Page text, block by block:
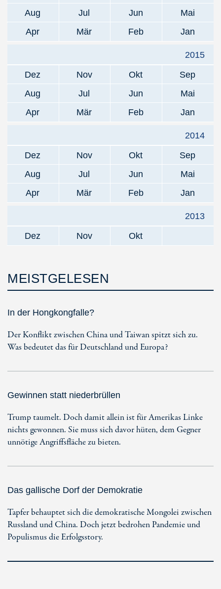
Aug
Jul Jun
Mai
Apr
Mär Feb Jan
2015
Dez
Nov Okt
Sep
Aug
Jul Jun
Mai
Apr
Mär Feb Jan
2014
Dez
Nov Okt
Sep
Aug
Jul Jun
Mai
Apr
Mär Feb Jan
2013
Dez
Nov Okt
MEISTGELESEN
In der Hongkongfalle?
Der Konflikt zwischen China und Taiwan spitzt sich zu.
Was bedeutet das für Deutschland und Europa?
Gewinnen statt niederbrüllen
Trump taumelt. Doch damit allein ist für Amerikas Linke
nichts gewonnen. Sie muss sich davor hüten, dem Gegner
unnötige Angriffsfläche zu bieten.
Das gallische Dorf der Demokratie
Tapfer behauptet sich die demokratische Mongolei zwischen
Russland und China. Doch jetzt bedrohen Pandemie und
Populismus die Erfolgsstory.